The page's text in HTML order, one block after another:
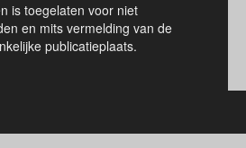
is toegelaten voor niet
en mits vermelding van de
publicatieplaats.